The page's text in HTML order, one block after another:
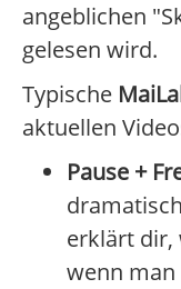
angeblichen
gelesen wird.
Typische
aktuellen
Pause +
erklärt dir,
wenn